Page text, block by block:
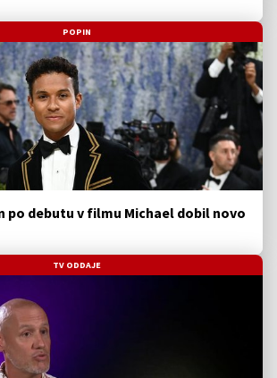
POPIN
po debutu v filmu Michael dobil novo
TV ODDAJE